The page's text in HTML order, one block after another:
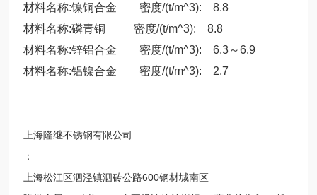
材料名称:镍铜合金 密度/(t/m^3): 8.8
材料名称:磷青铜 密度/(t/m^3): 8.8
材料名称:锌铝合金 密度/(t/m^3): 6.3～6.9
材料名称:铝镍合金 密度/(t/m^3): 2.7
上海隆继不锈钢有限公司
：
上海松江区泗泾镇泗砖公路600钢材城南区